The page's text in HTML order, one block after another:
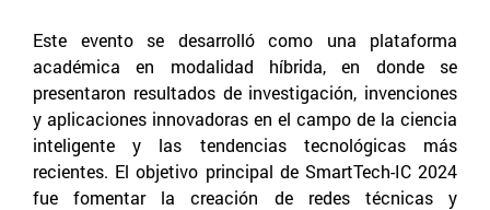
Este evento se desarrolló como una plataforma
académica en modalidad híbrida, en donde se
presentaron resultados de investigación, invenciones
y aplicaciones innovadoras en el campo de la ciencia
inteligente y las tendencias tecnológicas más
recientes. El objetivo principal de SmartTech-IC 2024
fue fomentar la creación de redes técnicas y